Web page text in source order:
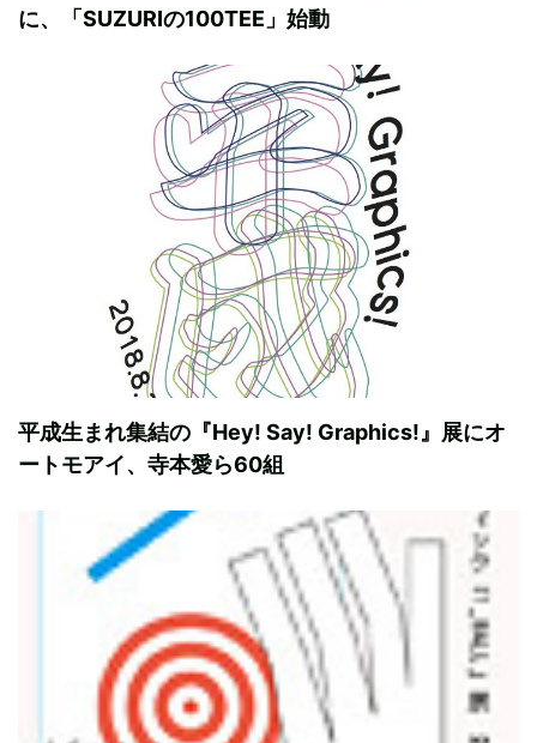
に、「SUZURIの100TEE」始動
平成生まれ集結の『Hey! Say! Graphics!』展にオ
ートモアイ、寺本愛ら60組